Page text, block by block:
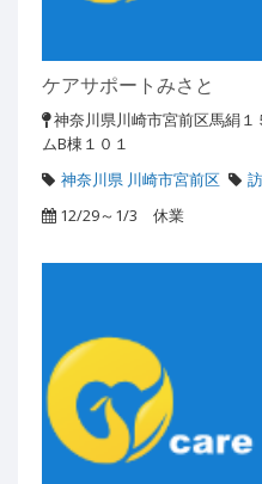
ケアサポートみさと
神奈川県川崎市宮前区馬絹
ムB棟１０１
神奈川県 川崎市宮前区
12/29～1/3 休業